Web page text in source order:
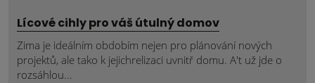
Lícové cihly pro váš útulný domov
Zima je ideálním obdobím nejen pro plánování nových
projektů, ale tako k jejichrelizaci uvnitř domu. A't už jde o
rozsáhlou...